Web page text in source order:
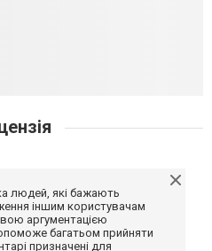
людей, які бажають
іншим користувачам
аргументацією
багатьом прийняти
призначені для